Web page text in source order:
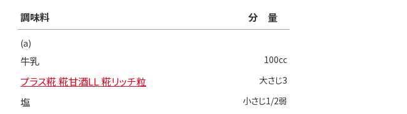
調味料 分量
(a)
牛乳 100cc
プラス糀 糀甘酒LL 糀リッチ粒 大さじ3
塩 小さじ1/2弱